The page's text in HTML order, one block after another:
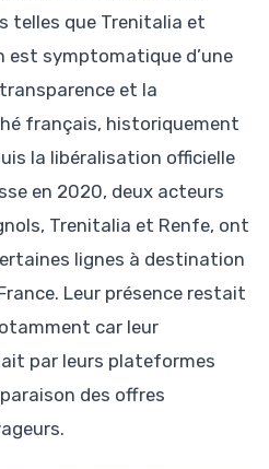
telles que Trenitalia et
est symptomatique d’une
et la
français, historiquement
la libéralisation officielle
en 2020, deux acteurs
Trenitalia et Renfe, ont
lignes à destination
Leur présence restait
car leur
par leurs plateformes
des offres